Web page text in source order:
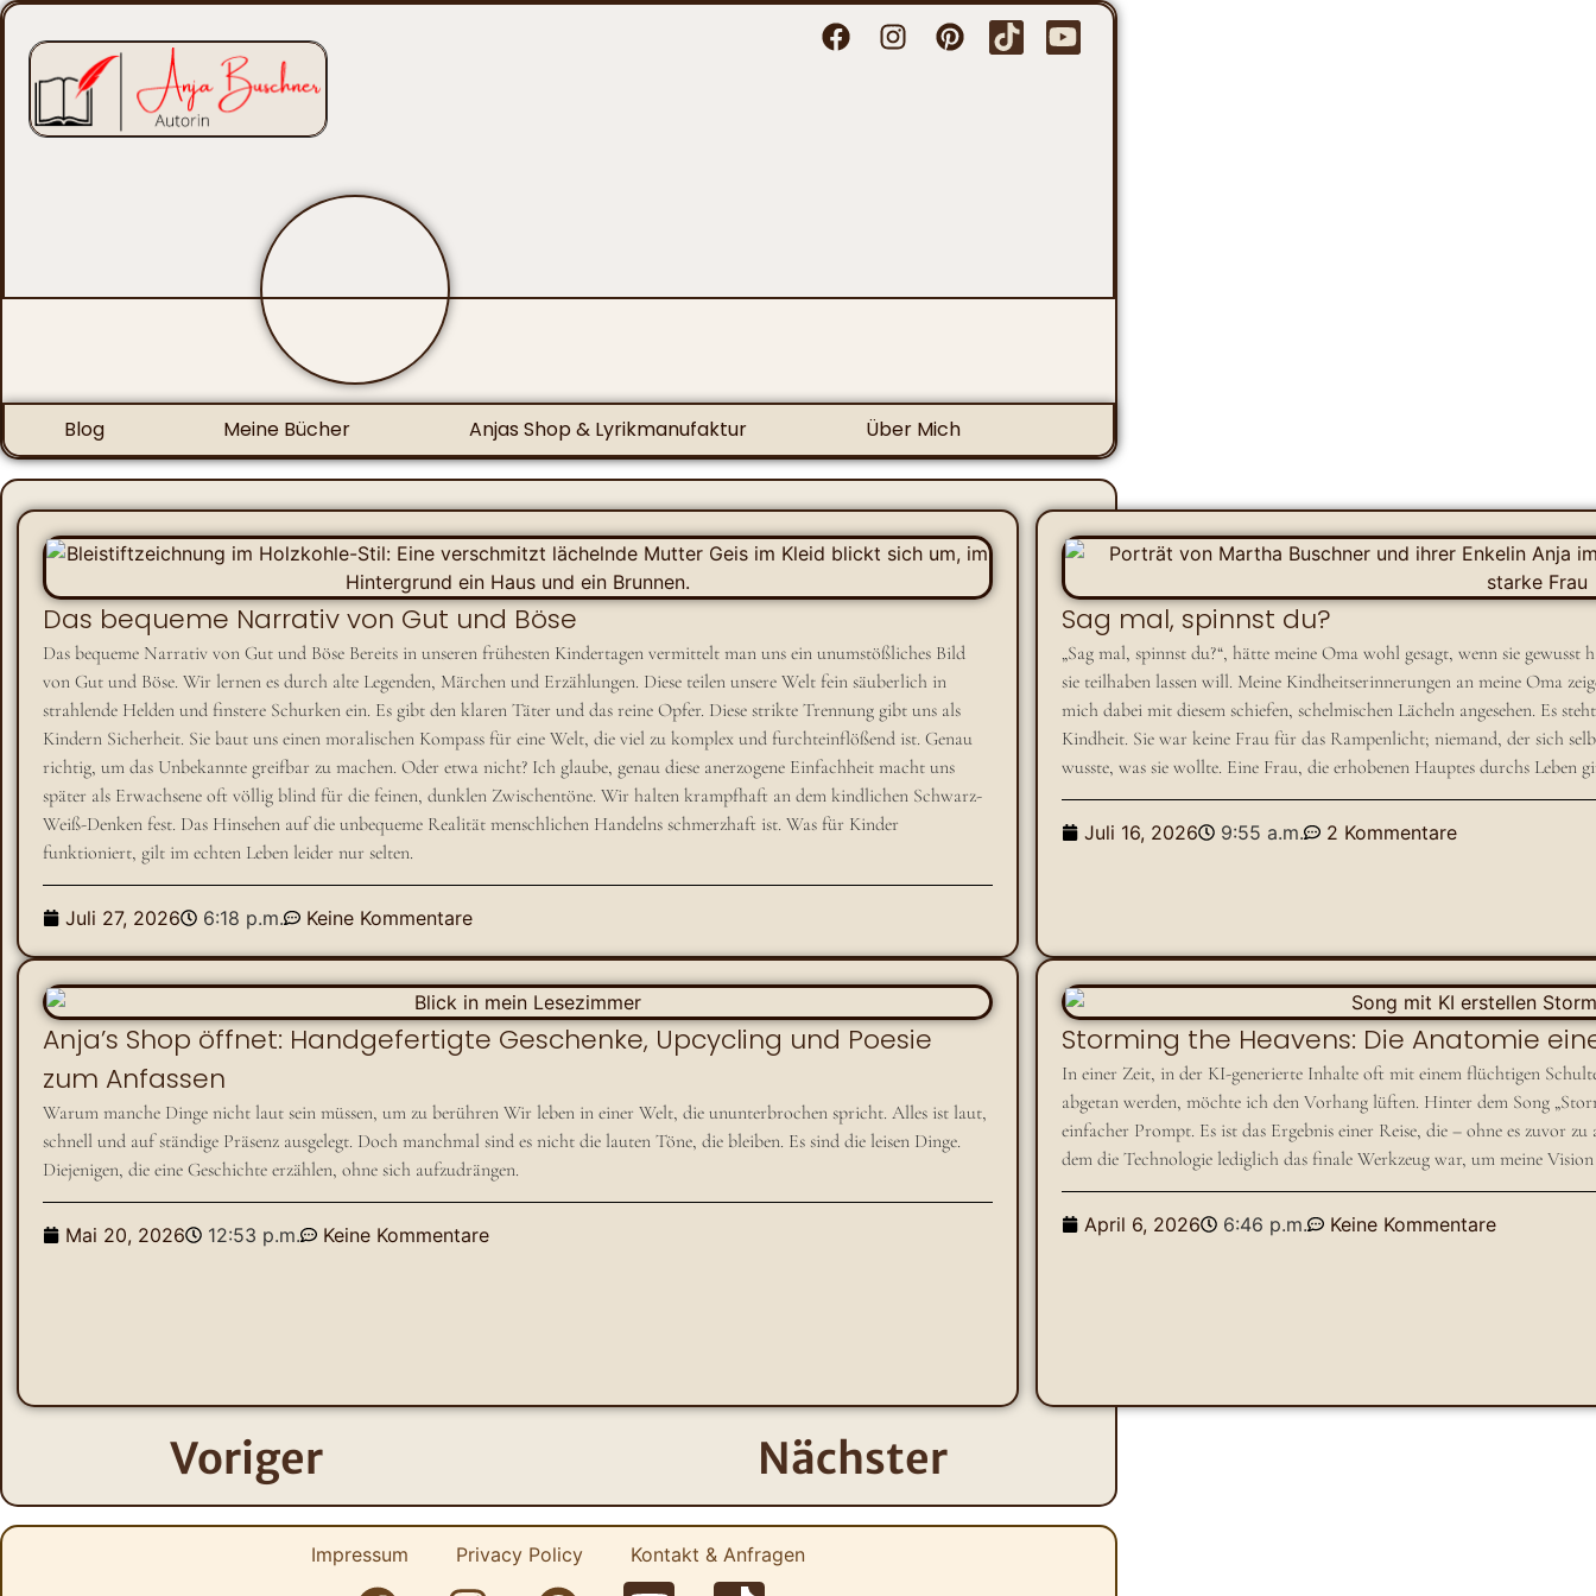
Blog Meine Bücher Anjas Shop & Lyrikmanufaktur Über Mich
Das bequeme Narrativ von Gut und Böse
Das bequeme Narrativ von Gut und Böse Bereits in unseren frühesten Kindertagen vermittelt man uns ein unumstößliches Bild
von Gut und Böse. Wir lernen es durch alte Legenden, Märchen und Erzählungen. Diese teilen unsere Welt fein säuberlich in
strahlende Helden und finstere Schurken ein. Es gibt den klaren Täter und das reine Opfer. Diese strikte Trennung gibt uns als
Kindern Sicherheit. Sie baut uns einen moralischen Kompass für eine Welt, die viel zu komplex und furchteinflößend ist. Genau
richtig, um das Unbekannte greifbar zu machen. Oder etwa nicht? Ich glaube, genau diese anerzogene Einfachheit macht uns
später als Erwachsene oft völlig blind für die feinen, dunklen Zwischentöne. Wir halten krampfhaft an dem kindlichen Schwarz-
Weiß-Denken fest. Das Hinsehen auf die unbequeme Realität menschlichen Handelns schmerzhaft ist. Was für Kinder
funktioniert, gilt im echten Leben leider nur selten.
Juli 27, 2026 6:18 p.m. Keine Kommentare
Sag mal, spinnst du?
„Sag mal, spinnst du?“, hätte meine Oma wohl gesagt, wenn sie
sie teilhaben lassen will. Meine Kindheitserinnerungen an meine Oma
mich dabei mit diesem schiefen, schelmischen Lächeln angesehen. Es
Kindheit. Sie war keine Frau für das Rampenlicht; niemand, der sich
wusste, was sie wollte. Eine Frau, die erhobenen Hauptes durchs Leben
Juli 16, 2026 9:55 a.m. 2 Kommentare
Anja’s Shop öffnet: Handgefertigte Geschenke, Upcycling und Poesie
zum Anfassen
Warum manche Dinge nicht laut sein müssen, um zu berühren Wir leben in einer Welt, die ununterbrochen spricht. Alles ist laut,
schnell und auf ständige Präsenz ausgelegt. Doch manchmal sind es nicht die lauten Töne, die bleiben. Es sind die leisen Dinge.
Diejenigen, die eine Geschichte erzählen, ohne sich aufzudrängen.
Mai 20, 2026 12:53 p.m. Keine Kommentare
Storming the Heavens: Die Anatomie
​In einer Zeit, in der KI-generierte Inhalte oft mit einem flüchtigen
abgetan werden, möchte ich den Vorhang lüften. Hinter dem Song
einfacher Prompt. Es ist das Ergebnis einer Reise, die – ohne es zuvor
dem die Technologie lediglich das finale Werkzeug war, um meine
April 6, 2026 6:46 p.m. Keine Kommentare
Voriger Nächster
Impressum Privacy Policy Kontakt & Anfragen